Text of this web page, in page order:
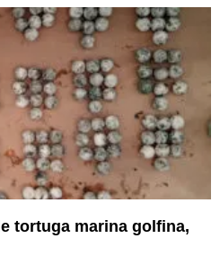
tortuga marina golfina,